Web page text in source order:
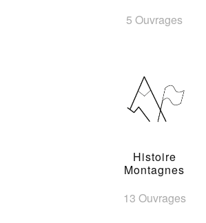
5 Ouvrages
Histoire
Montagnes
13 Ouvrages